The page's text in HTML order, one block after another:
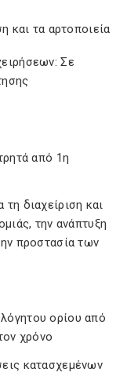
από 1η
διαχείριση και
την ανάπτυξη
προστασία των
ορίου από
χρόνο
κατασχεμένων
και τα αρτοποιεία
Σε